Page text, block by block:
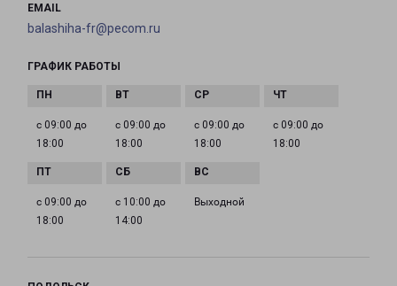
EMAIL
balashiha-fr@pecom.ru
ГРАФИК РАБОТЫ
с 09:00 до
18:00
с 09:00 до
18:00
с 09:00 до
18:00
с 09:00 до
18:00
с 09:00 до
18:00
с 10:00 до
14:00
Выходной